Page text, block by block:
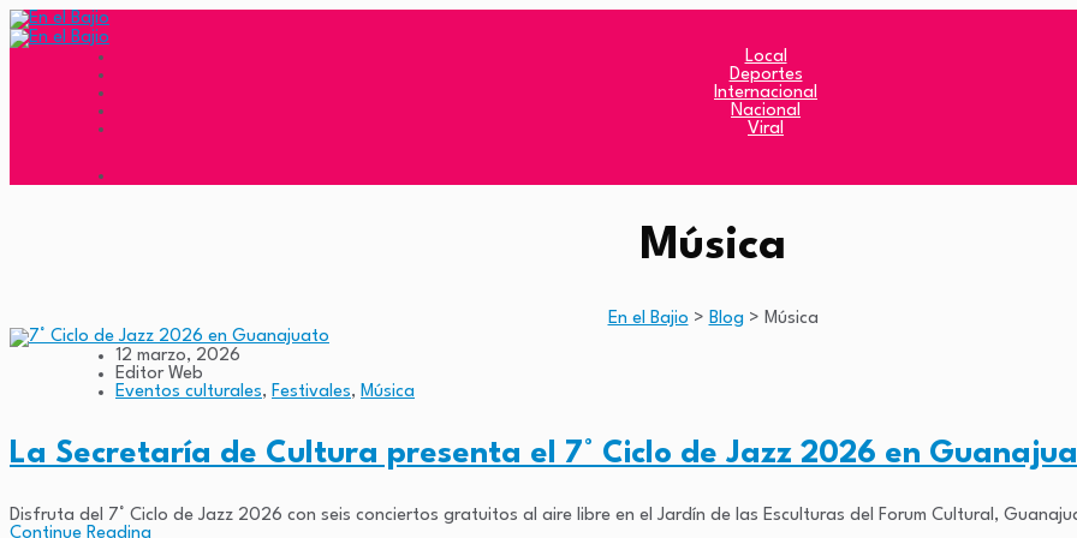
Local
Deportes
Internacional
Nacional
Viral
Música
En el Bajio > Blog> Música
12 marzo, 2026
Editor Web
Eventos culturales, Festivales, Música
La Secretaría de Cultura presenta el 7° Ciclo de Jazz 2026 en
Disfruta del 7° Ciclo de Jazz 2026 con seis conciertos gratuitos al aire libre en el Jardín de las Esculturas del Forum Cultural,
Continue Reading